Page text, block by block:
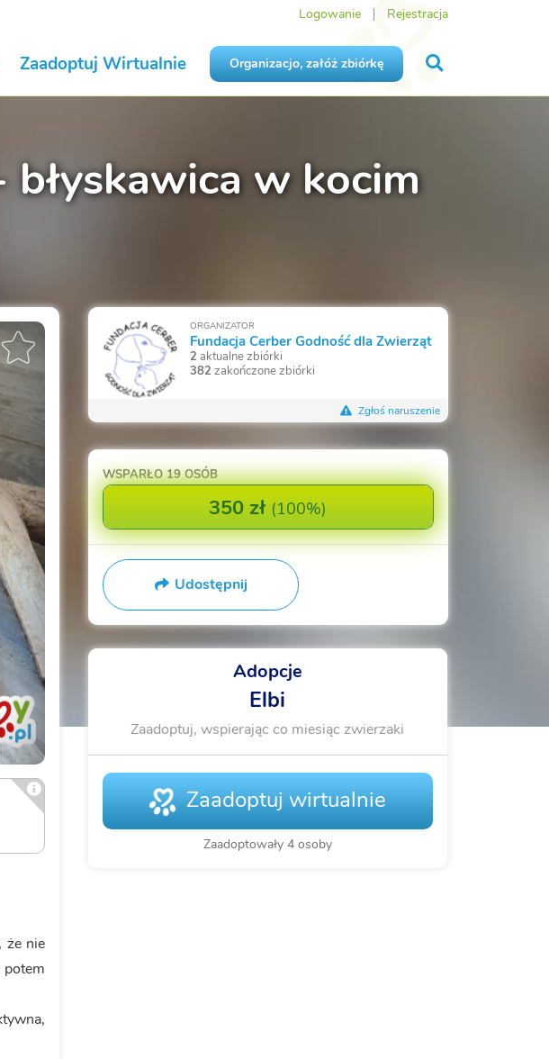
Logowanie Rejestracja
Zaadoptuj Wirtualnie Organizacjo, załóż zbiórkę
w kocim
że nie
ORGANIZATOR
Fundacja Cerber Godność dla Zwierząt
2 aktualne zbiórki
382 zakończone zbiórki
Zgłoś naruszenie
WSPARŁO19 OSÓB
350 zł (100%)
Udostępnij
Adopcje
Elbi
Zaadoptuj, wspierając co miesiąc zwierzaki
Zaadoptuj wirtualnie
Zaadoptowały 4 osoby